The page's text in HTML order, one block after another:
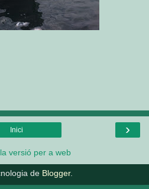
›
Inici
versió per a web
de Blogger.